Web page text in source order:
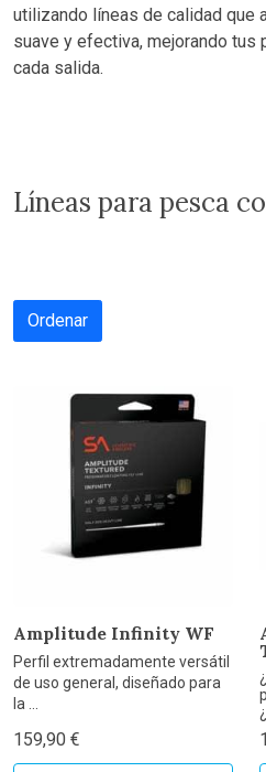
utilizando líneas de calidad que
suave y efectiva, mejorando
cada salida.
Líneas para pesca
Ordenar
Amplitude Infinity WF
Perfil extremadamente versátil
de uso general, diseñado para
la ...
159,90 €